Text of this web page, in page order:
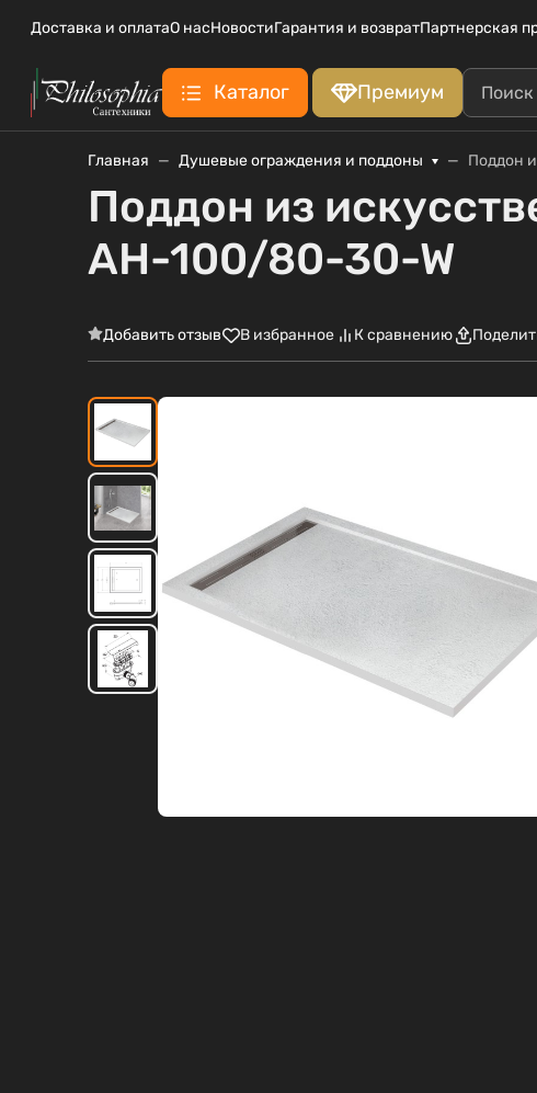
Доставка и оплатаО насНовостиГарантия и возвратПартнерская
Каталог Премиум
Главная Душевые ограждения и поддоны Поддон
Поддон из
AH-100/80-30-W
Добавить отзыв В избранное К сравнению